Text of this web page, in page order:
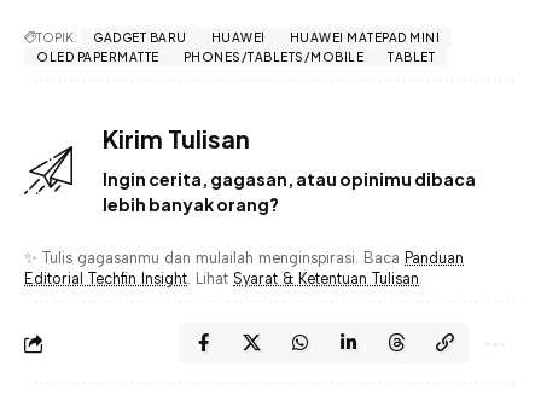
TOPIK: GADGET BARU HUAWEI
HUAWEI MATEPAD MINI
OLED PAPERMATTE
PHONES/TABLETS/MOBILE TABLET
Kirim Tulisan
Ingin cerita, gagasan, atau opinimu dibaca
lebih banyak orang?
✨ Tulis gagasanmu dan mulailah menginspirasi. Baca Panduan
Editorial Techfin Insight. Lihat Syarat & Ketentuan Tulisan.